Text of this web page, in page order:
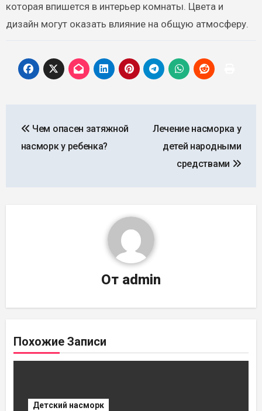
которая впишется в интерьер комнаты. Цвета и
дизайн могут оказать влияние на общую атмосферу.
по
Чем опасен затяжной
насморк у ребенка?
Лечение насморка у
детей народными
средствами
От admin
Похожие Записи
Детский насморк